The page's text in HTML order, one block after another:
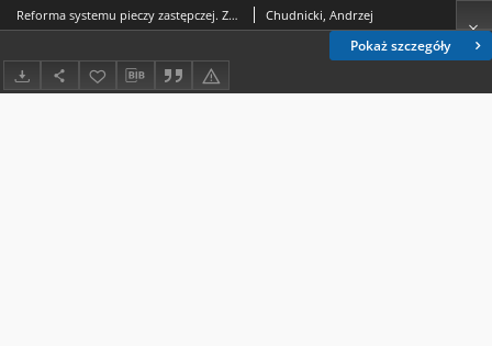
Pokaż szczegóły
Reforma systemu pieczy zastępczej. Założenia, rzeczywistość, perspektywy Chudnicki, Andrzej